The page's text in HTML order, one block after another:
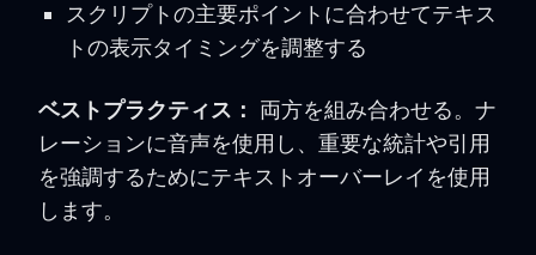
スクリプトの主要ポイントに合わせてテキス
トの表示タイミングを調整する
ベストプラクティス：
両方を組み合わせる。ナ
レーションに音声を使用し、重要な統計や引用
を強調するためにテキストオーバーレイを使用
します。